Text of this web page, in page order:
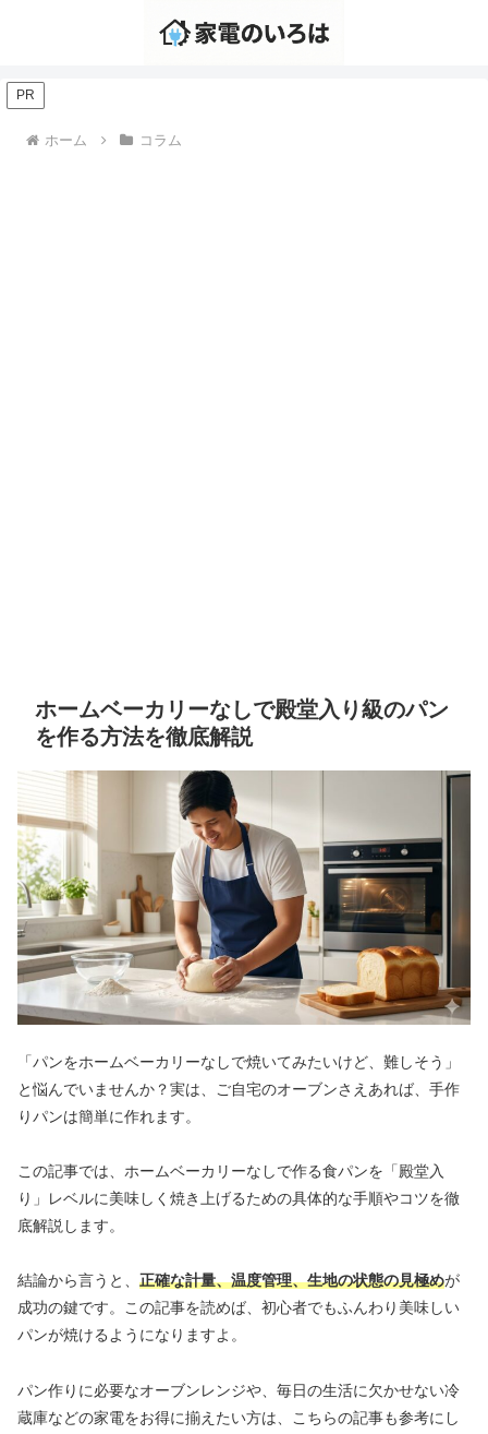
PR
ホーム コラム
ホームベーカリーなしで殿堂入り級のパン
を作る方法を徹底解説
「パンをホームベーカリーなしで焼いてみたいけど、難しそう」
と悩んでいませんか？実は、ご自宅のオーブンさえあれば、手作
りパンは簡単に作れます。
この記事では、ホームベーカリーなしで作る食パンを「殿堂入
り」レベルに美味しく焼き上げるための具体的な手順やコツを徹
底解説します。
結論から言うと、 正確な計量、温度管理、生地の状態の見極めが
成功の鍵です。この記事を読めば、初心者でもふんわり美味しい
パンが焼けるようになりますよ。
パン作りに必要なオーブンレンジや、毎日の生活に欠かせない冷
蔵庫などの家電をお得に揃えたい方は、こちらの記事も参考にし